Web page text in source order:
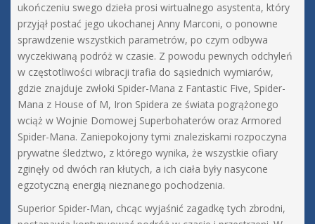
ukończeniu swego dzieła prosi wirtualnego asystenta, który
przyjął postać jego ukochanej Anny Marconi, o ponowne
sprawdzenie wszystkich parametrów, po czym odbywa
wyczekiwaną podróż w czasie. Z powodu pewnych odchyleń
w częstotliwości wibracji trafia do sąsiednich wymiarów,
gdzie znajduje zwłoki Spider-Mana z Fantastic Five, Spider-
Mana z House of M, Iron Spidera ze świata pogrążonego
wciąż w Wojnie Domowej Superbohaterów oraz Armored
Spider-Mana. Zaniepokojony tymi znaleziskami rozpoczyna
prywatne śledztwo, z którego wynika, że wszystkie ofiary
zginęły od dwóch ran kłutych, a ich ciała były nasycone
egzotyczną energią nieznanego pochodzenia.
Superior Spider-Man, chcąc wyjaśnić zagadkę tych zbrodni,